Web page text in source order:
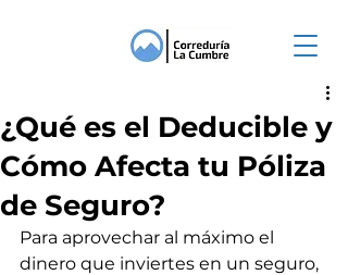
¿Qué es el Deducible y
Cómo Afecta tu Póliza
de Seguro?
Para aprovechar al máximo el
dinero que inviertes en un seguro,